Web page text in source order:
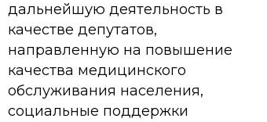
дальнейшую деятельность в
качестве депутатов,
направленную на повышение
качества медицинского
обслуживания населения,
социальные поддержки